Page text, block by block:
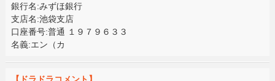
銀行名:みずほ銀行
支店名:池袋支店
口座番号:普通 １９７９６３３
名義:エン（カ